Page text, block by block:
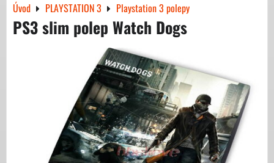
Úvod PLAYSTATION 3 Playstation 3 polepy
PS3 slim polep Watch Dogs